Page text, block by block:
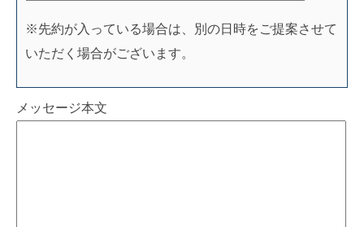
※先約が入っている場合は、別の日時をご提案させて
いただく場合がございます。
メッセージ本文